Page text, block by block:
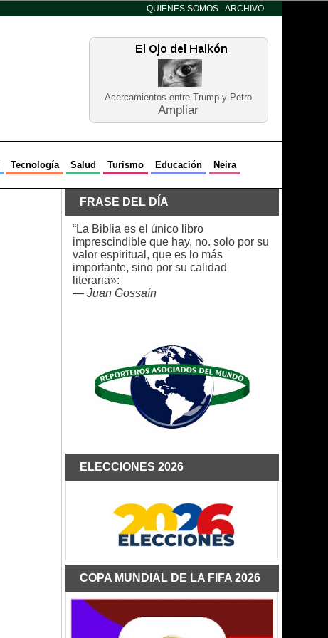
QUIENES SOMOS ARCHIVO
Acercamientos entre Trump y Petro
Ampliar
Tecnología Salud Turismo Educación Neira
FRASE DEL DÍA
“La Biblia es el único libro
imprescindible que hay, no. solo por su
valor espiritual, que es lo más
importante, sino por su calidad
literaria»:
— Juan Gossaín
ELECCIONES 2026
COPA MUNDIAL DE LA FIFA 2026